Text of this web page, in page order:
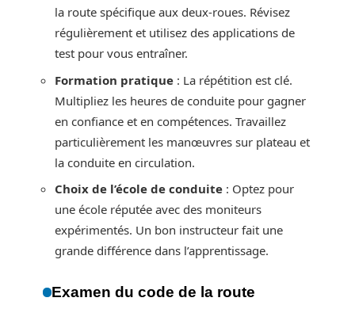
la route spécifique aux deux-roues. Révisez
régulièrement et utilisez des applications de
test pour vous entraîner.
Formation pratique : La répétition est clé.
Multipliez les heures de conduite pour gagner
en confiance et en compétences. Travaillez
particulièrement les manœuvres sur plateau et
la conduite en circulation.
Choix de l’école de conduite : Optez pour
une école réputée avec des moniteurs
expérimentés. Un bon instructeur fait une
grande différence dans l’apprentissage.
Examen du code de la route